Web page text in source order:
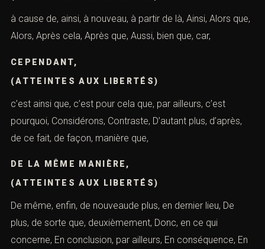
à cause de, ainsi, à nouveau, à partir de là, Ainsi, Alors que,
Alors, Après cela, Après que, Aussi, bien que, car,
CEPENDANT,
(ATTEINTES AUX LIBERTÉS)
c’est ainsi que, c’est pour cela que, par ailleurs, c’est
pourquoi, Considérons, Contraste, D’autant plus, d’après,
de ce fait, de façon, manière que,
DE LA MÊME MANIÈRE,
(ATTEINTES AUX LIBERTÉS)
De même, enfin, de nouveaude plus, en dernier lieu, De
plus, de sorte que, deuxièmement, Donc, en ce qui
concerne, En conclusion, par ailleurs, En conséquence, En